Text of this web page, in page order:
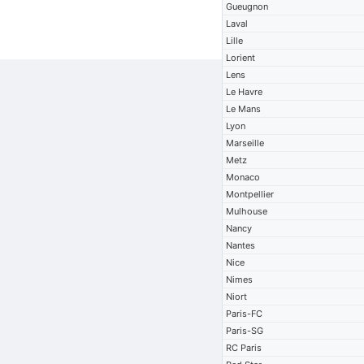
Gueugnon
Laval
Lille
Lorient
Lens
Le Havre
Le Mans
Lyon
Marseille
Metz
Monaco
Montpellier
Mulhouse
Nancy
Nantes
Nice
Nimes
Niort
Paris-FC
Paris-SG
RC Paris